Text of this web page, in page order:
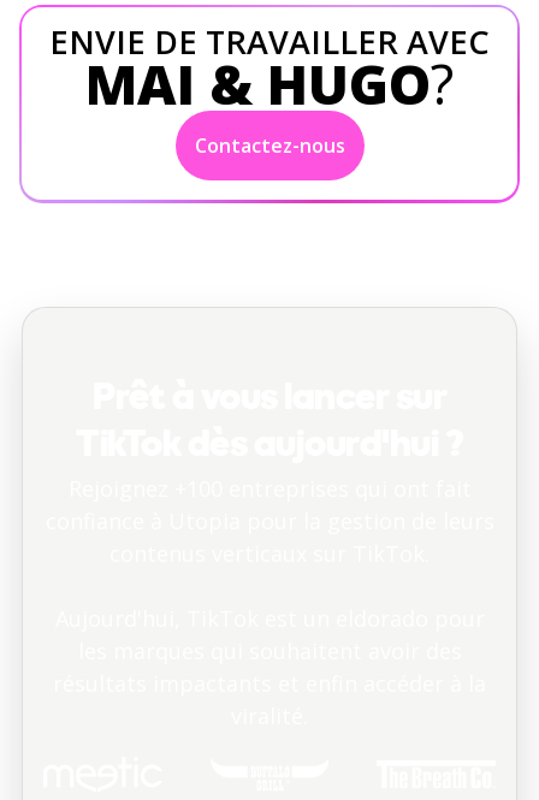
ENVIE DE TRAVAILLER AVEC
MAI & HUGO?
Contactez-nous